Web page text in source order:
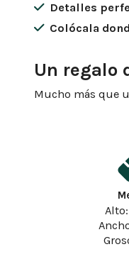
Detalles
Colócala
Un regalo
Mucho más que